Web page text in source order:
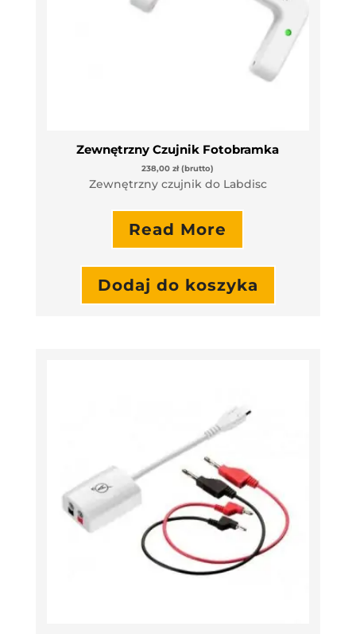
Zewnętrzny Czujnik Fotobramka
238,00zł (brutto)
Zewnętrzny czujnik do Labdisc
Read More
Dodaj do koszyka